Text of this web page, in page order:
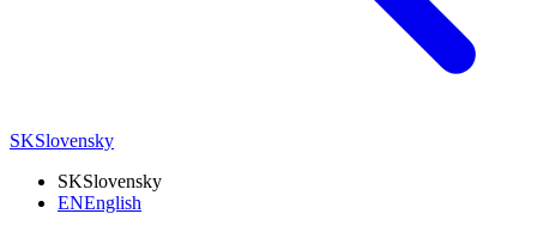
SKSlovensky
SKSlovensky
ENEnglish